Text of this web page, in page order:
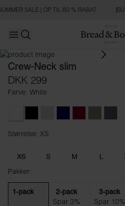
SALE | OP TIL 60 % RABAT
Open main menu
SLIM FIT
Crew-Neck slim
DKK 299
Farve: White
Størrelse: XS
XS S M L
Pakker:
1-pack 2-pack
Spar 3%
3-pack
Spar 10%